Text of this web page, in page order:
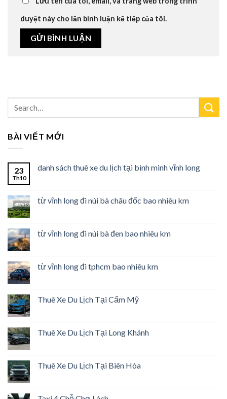
duyệt này cho lần bình luận kế tiếp của tôi.
BÀI VIẾT MỚI
23
Th10
danh sách thuê xe du lịch tại bình minh vĩnh long
từ vĩnh long đi núi bà châu đốc bao nhiêu km
từ vĩnh long đi núi bà đen bao nhiêu km
từ vĩnh long đi tphcm bao nhiêu km
Thuê Xe Du Lịch Tại Cẩm Mỹ
Thuê Xe Du Lịch Tại Long Khánh
Thuê Xe Du Lịch Tại Biên Hòa